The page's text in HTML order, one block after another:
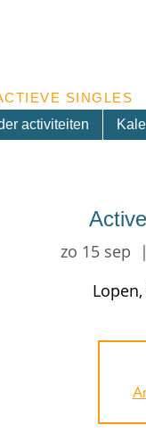
SINGLES
activiteiten
zo 15 sep
  |